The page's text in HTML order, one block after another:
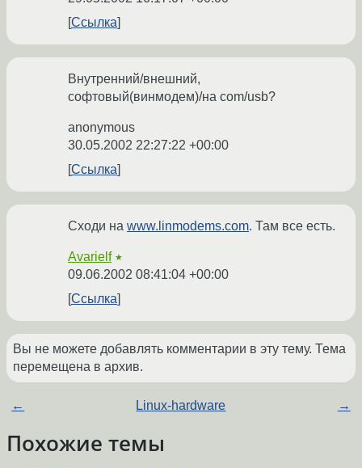
Ссылка
Внутренний/внешний,
софтовый(винмодем)/на com/usb?
anonymous
30.05.2002 22:27:22 +00:00
Ссылка
Сходи на www.linmodems.com. Там все есть.
Avarielf ★
09.06.2002 08:41:04 +00:00
Ссылка
Вы не можете добавлять комментарии в эту тему. Тема
перемещена в архив.
← Linux-hardware →
Похожие темы